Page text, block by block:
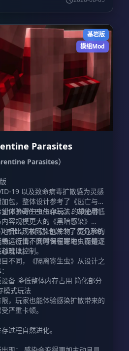
基岩版
模组Mod
Parasites
Parasites）
19 以及致命病毒扩散感为灵感
包，整体设计参考了《逃亡与奔
and Run: Parasites）的核心体
体验寄生虫生存玩法、却使用低
容规模更大的《黑暗感染》
相比，本附加包减少了部分系统
运行上，同时保留寄生虫疫情逐
玩法。
会出现被污染的生物，更危险的
。疫情不会停留在原地，而是会
难以控制。
不同，《隔离寄生虫》从设计之
备 降低整体内存占用 简化部分
模式玩法
，玩家也能体验感染扩散带来的
严重卡顿。
过程自然进化。